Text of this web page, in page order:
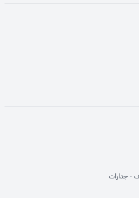
opens in
opens in
opens in new
opens
opens
opens
opens
opens in
- جداراتopens in new window